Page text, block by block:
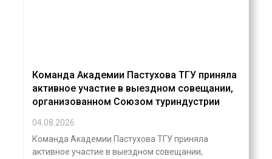
Команда Академии Пастухова ТГУ приняла
активное участие в выездном совещании,
организованном Союзом туриндустрии
04.08.2026
Команда Академии Пастухова ТГУ приняла
активное участие в выездном совещании,